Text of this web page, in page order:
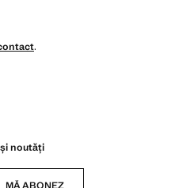
.
noutăți
MĂ ABONEZ